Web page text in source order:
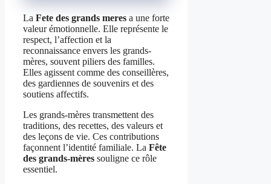
La Fete des grands meres a une forte
valeur émotionnelle. Elle représente le
respect, l’affection et la
reconnaissance envers les grands-
mères, souvent piliers des familles.
Elles agissent comme des conseillères,
des gardiennes de souvenirs et des
soutiens affectifs.
Les grands-mères transmettent des
traditions, des recettes, des valeurs et
des leçons de vie. Ces contributions
façonnent l’identité familiale. La Fête
des grands-mères souligne ce rôle
essentiel.